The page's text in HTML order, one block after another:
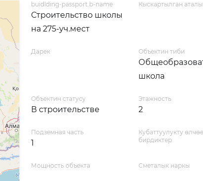
buidlding-passport.b-name
Строительство школы
на 275-уч.мест
Кыскартылган
Дарек Объектин тиби
школа
Объектин статусу
В строительстве
Этажность
2
Подземная часть
1
Кубаттуулукту өлчөө
бирдиктер
Мощность объекта Сметалык наркы